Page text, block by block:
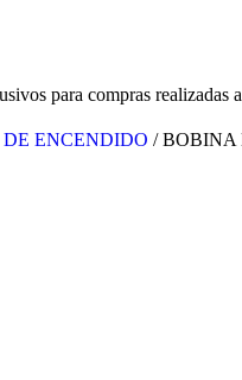
para compras realizadas
ENCENDIDO / BOBINA